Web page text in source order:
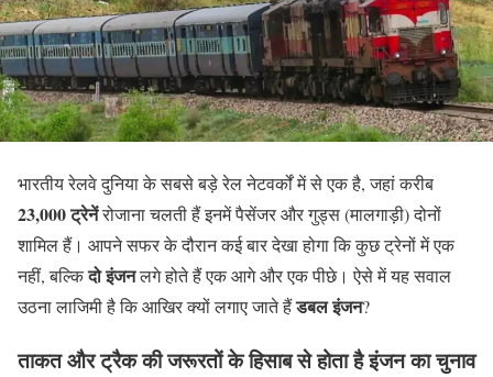
भारतीय रेलवे दुनिया के सबसे बड़े रेल नेटवर्कों में से एक है, जहां करीब
23,000 ट्रेनेंरोजाना चलती हैं इनमें पैसेंजर और गुड्स (मालगाड़ी) दोनों
शामिल हैं। आपने सफर के दौरान कई बार देखा होगा कि कुछ ट्रेनों में एक
नहीं, बल्किदो इंजनलगे होते हैं एक आगे और एक पीछे। ऐसे में यह सवाल
उठना लाजिमी है कि आखिर क्यों लगाए जाते हैंडबल इंजन?
ताकत और ट्रैक की जरूरतों के हिसाब से होता है इंजन का चुनाव